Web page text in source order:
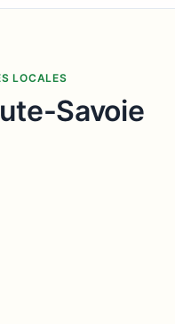
LOCALES
Savoie